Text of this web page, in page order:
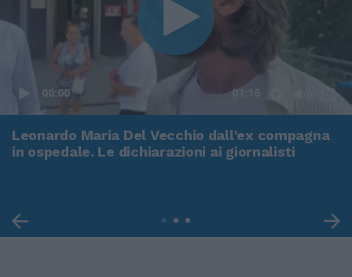
00:00 01:16
Leonardo Maria Del Vecchio dall'ex compagna
in ospedale. Le dichiarazioni ai giornalisti